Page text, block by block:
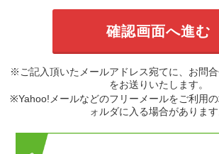
※ご記入頂いたメールアドレス宛てに、お問
をお送りいたします。
※Yahoo!メールなどのフリーメールをご利用
ォルダに入る場合があります